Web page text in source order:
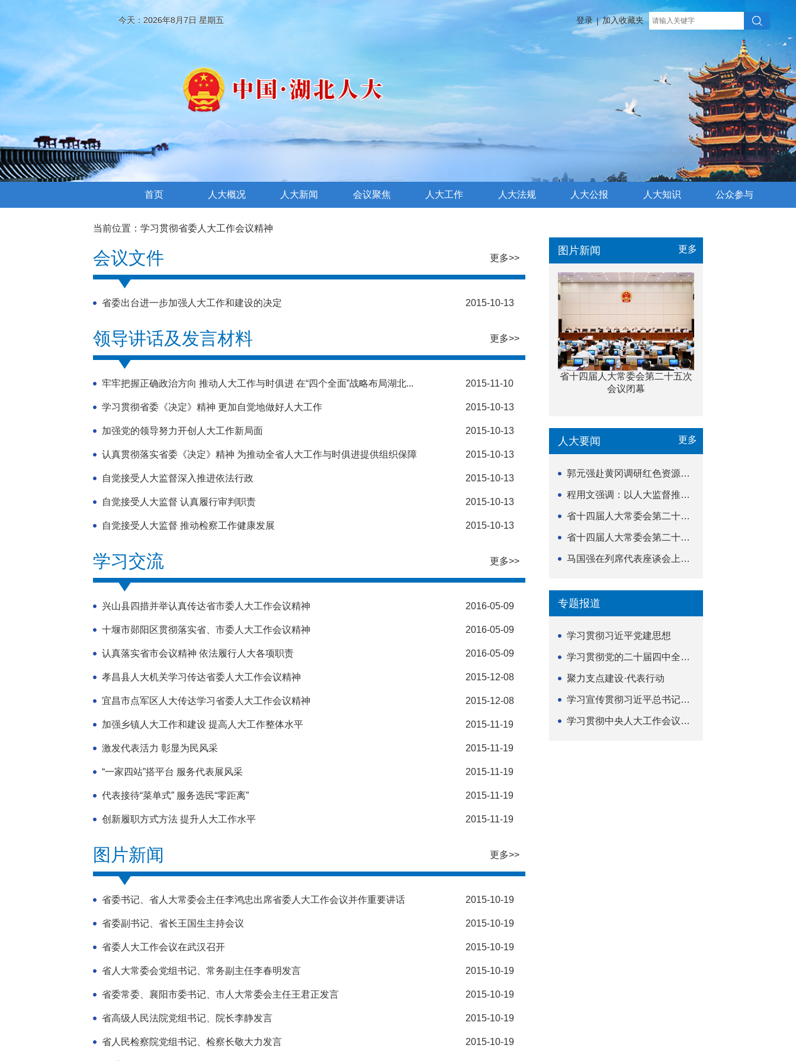
今天：2026年8月7日 星期五 登录 | 加入收藏夹
首页 人大概况 人大新闻 会议聚焦 人大工作 人大法规 人大公报 人大知识 公众参与
当前位置： 学习贯彻省委人大工作会议精神
会议文件 更多>>
省委出台进一步加强人大工作和建设的决定 2015-10-13
领导讲话及发言材料 更多>>
牢牢把握正确政治方向 推动人大工作与时俱进 在“四个全面”战略布局湖北... 2015-11-10
学习贯彻省委《决定》精神 更加自觉地做好人大工作 2015-10-13
加强党的领导努力开创人大工作新局面 2015-10-13
认真贯彻落实省委《决定》精神 为推动全省人大工作与时俱进提供组织保障 2015-10-13
自觉接受人大监督深入推进依法行政 2015-10-13
自觉接受人大监督 认真履行审判职责 2015-10-13
自觉接受人大监督 推动检察工作健康发展 2015-10-13
学习交流 更多>>
兴山县四措并举认真传达省市委人大工作会议精神 2016-05-09
十堰市郧阳区贯彻落实省、市委人大工作会议精神 2016-05-09
认真落实省市会议精神 依法履行人大各项职责 2016-05-09
孝昌县人大机关学习传达省委人大工作会议精神 2015-12-08
宜昌市点军区人大传达学习省委人大工作会议精神 2015-12-08
加强乡镇人大工作和建设 提高人大工作整体水平 2015-11-19
激发代表活力 彰显为民风采 2015-11-19
“一家四站”搭平台 服务代表展风采 2015-11-19
代表接待“菜单式” 服务选民“零距离” 2015-11-19
创新履职方式方法 提升人大工作水平 2015-11-19
图片新闻 更多>>
省委书记、省人大常委会主任李鸿忠出席省委人大工作会议并作重要讲话 2015-10-19
省委副书记、省长王国生主持会议 2015-10-19
省委人大工作会议在武汉召开 2015-10-19
省人大常委会党组书记、常务副主任李春明发言 2015-10-19
省委常委、襄阳市委书记、市人大常委会主任王君正发言 2015-10-19
省高级人民法院党组书记、院长李静发言 2015-10-19
省人民检察院党组书记、检察长敬大力发言 2015-10-19
图片新闻 更多
省十四届人大常委会第二十五次
会议闭幕
人大要闻 更多
郭元强赴黄冈调研红色资源保护传承立法等工作
程用文强调：以人大监督推动科技金融高质量发展
省十四届人大常委会第二十五次会议闭幕
省十四届人大常委会第二十五次会议举行
马国强在列席代表座谈会上强调 以精准履职筑牢荆楚...
专题报道
学习贯彻习近平党建思想
学习贯彻党的二十届四中全会精神
聚力支点建设·代表行动
学习宣传贯彻习近平总书记关于坚持
学习贯彻中央人大工作会议精神